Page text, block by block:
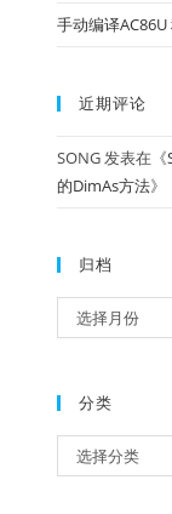
手动编译
近期评论
SONG发表在《
的DimAs方法》
归档
档
选择月份
分类
类
选择分类